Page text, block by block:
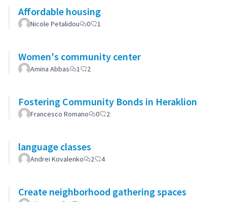
Affordable housing
Nicole Petalidou 0 1
Women's community center
Amina Abbas 1 2
Fostering Community Bonds in Heraklion
Francesco Romano 0 2
language classes
Andrei Kovalenko 2 4
Create neighborhood gathering spaces